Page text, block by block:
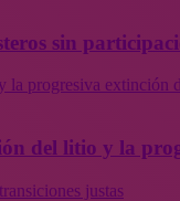
sin
la progresiva extinción
del litio y la
justas